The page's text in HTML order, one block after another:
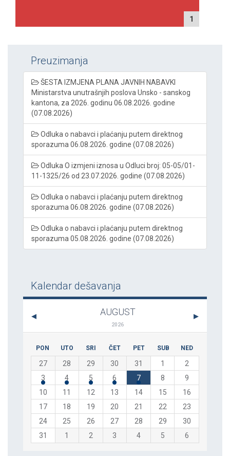
1
Preuzimanja
ŠESTA IZMJENA PLANA JAVNIH NABAVKI
Ministarstva unutrašnjih poslova Unsko - sanskog
kantona, za 2026. godinu 06.08.2026. godine
(07.08.2026)
Odluka o nabavci i plaćanju putem direktnog
sporazuma 06.08.2026. godine (07.08.2026)
Odluka O izmjeni iznosa u Odluci broj: 05-05/01-
11-1325/26 od 23.07.2026. godine (07.08.2026)
Odluka o nabavci i plaćanju putem direktnog
sporazuma 06.08.2026. godine (07.08.2026)
Odluka o nabavci i plaćanju putem direktnog
sporazuma 05.08.2026. godine (07.08.2026)
Kalendar dešavanja
AUGUST
2026
PON UTO SRI ČET PET SUB NED
27 28 29 30 31 1
2
3
4 5 6 7 8
9
10
11 12 13 14 15
16
17
18 19 20 21 22
23
24
25 26 27 28 29
30
31
1 2 3 4 5 6